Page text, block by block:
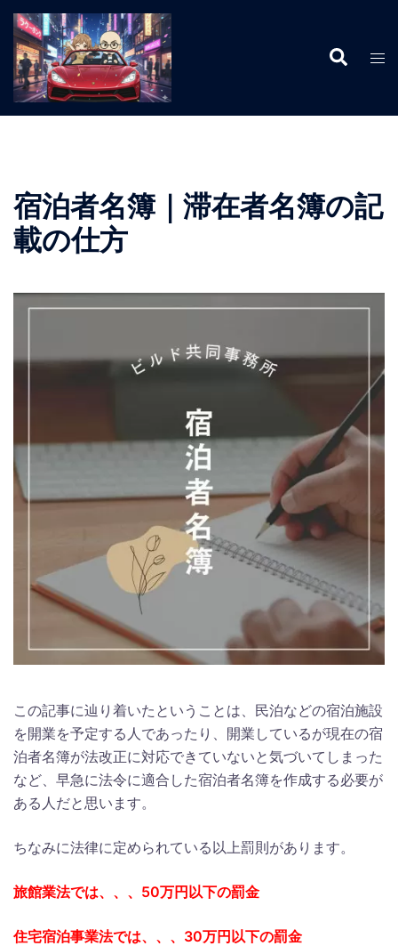
検
索
ト
ー
宿泊者名簿｜滞在者名簿の記
載の仕方
この記事に辿り着いたということは、民泊などの宿泊施設
を開業を予定する人であったり、開業しているが現在の宿
泊者名簿が法改正に対応できていないと気づいてしまった
など、早急に法令に適合した宿泊者名簿を作成する必要が
ある人だと思います。
ちなみに法律に定められている以上罰則があります。
旅館業法では、、、50万円以下の罰金
住宅宿泊事業法では、、、30万円以下の罰金